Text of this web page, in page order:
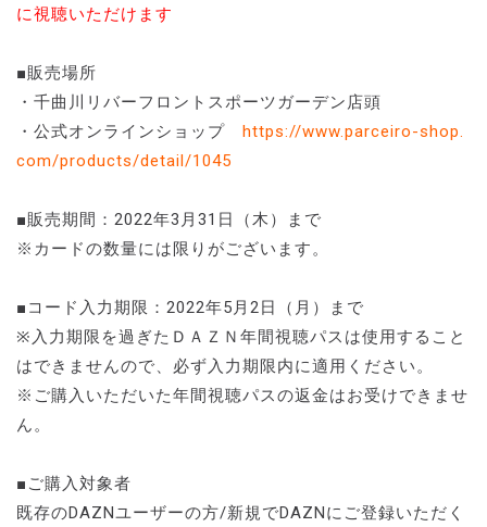
に視聴いただけます
■販売場所
・千曲川リバーフロントスポーツガーデン店頭
・公式オンラインショップ
https://www.parceiro-shop.
com/products/detail/1045
■販売期間：2022年3月31日（木）まで
※カードの数量には限りがございます。
■コード入力期限：2022年5月2日（月）まで
※入力期限を過ぎたＤＡＺＮ年間視聴パスは使用すること
はできませんので、必ず入力期限内に適用ください。
※ご購入いただいた年間視聴パスの返金はお受けできませ
ん。
■ご購入対象者
既存のDAZNユーザーの方/新規でDAZNにご登録いただく